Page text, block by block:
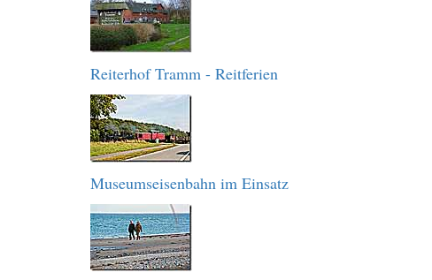
Reiterhof Tramm - Reitferien
Museumseisenbahn im Einsatz